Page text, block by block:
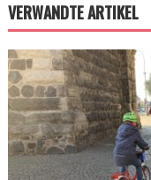
VERWANDTE ARTIKEL